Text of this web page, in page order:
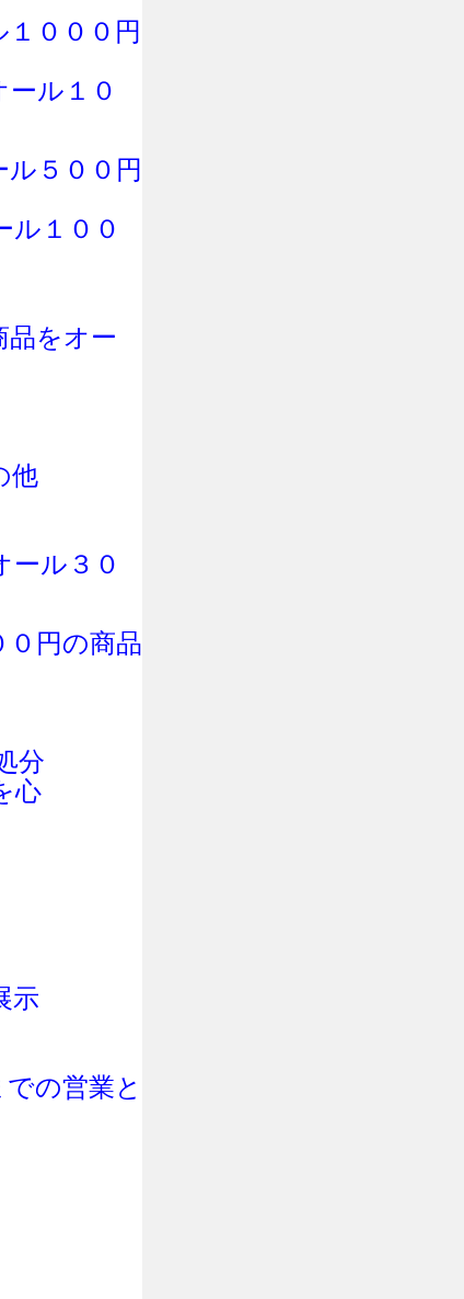
０００円
ル１０
５００円
ル１００
品をオー
他
ール３０
０円の商品
分
心
示
での営業と